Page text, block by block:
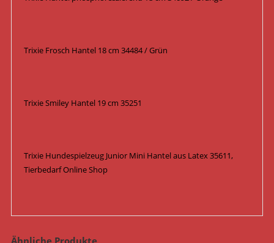
Trixie Frosch Hantel 18 cm 34484 / Grün
Trixie Smiley Hantel 19 cm 35251
Trixie Hundespielzeug Junior Mini Hantel aus Latex 35611,
Tierbedarf Online Shop